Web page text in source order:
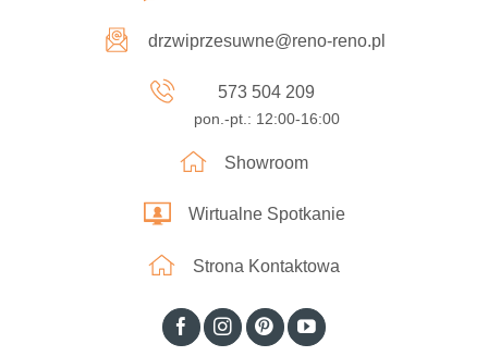
drzwiprzesuwne@reno-reno.pl
573 504 209
pon.-pt.: 12:00-16:00
Showroom
Wirtualne Spotkanie
Strona Kontaktowa